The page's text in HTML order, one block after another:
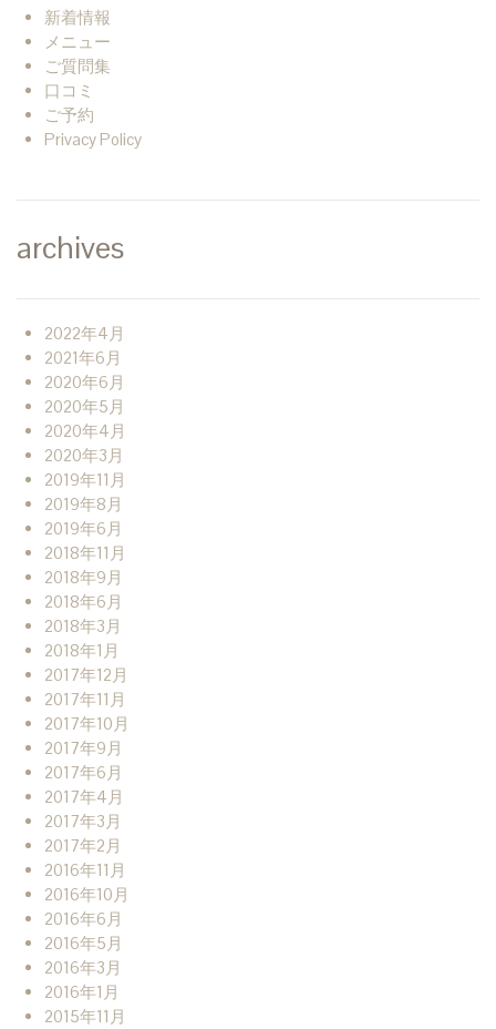
新着情報
メニュー
ご質問集
口コミ
ご予約
Privacy Policy
archives
2022年4月
2021年6月
2020年6月
2020年5月
2020年4月
2020年3月
2019年11月
2019年8月
2019年6月
2018年11月
2018年9月
2018年6月
2018年3月
2018年1月
2017年12月
2017年11月
2017年10月
2017年9月
2017年6月
2017年4月
2017年3月
2017年2月
2016年11月
2016年10月
2016年6月
2016年5月
2016年3月
2016年1月
2015年11月